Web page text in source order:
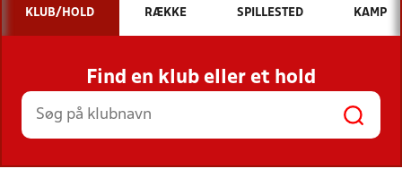
Hvad vil du søge efter?
INDHOLD OG NYHEDER
STILLINGER, RESULTATER, KLUBBER OG
HOLD
KLUB/HOLD RÆKKE SPILLESTED KAMP
Find en klub eller et hold